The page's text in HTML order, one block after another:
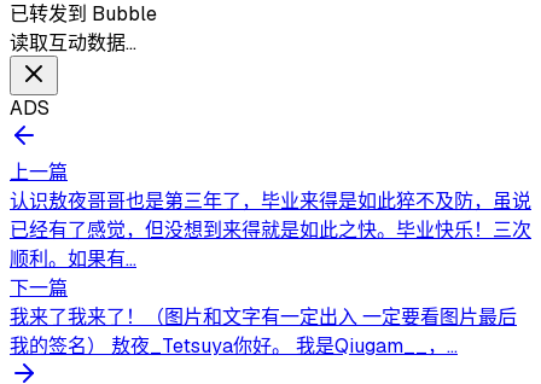
已转发到 Bubble
读取互动数据…
ADS
上一篇
认识敖夜哥哥也是第三年了，毕业来得是如此猝不及防，虽说
已经有了感觉，但没想到来得就是如此之快。毕业快乐！三次
顺利。如果有...
下一篇
我来了我来了！（图片和文字有一定出入 一定要看图片最后
我的签名） 敖夜_Tetsuya你好。 我是Qiugam__，...